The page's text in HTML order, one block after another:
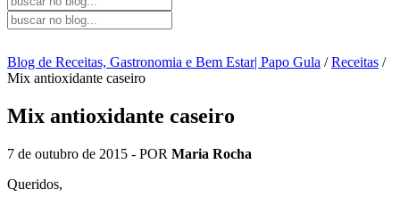
Blog de Receitas, Gastronomia e Bem Estar| Papo Gula /Receitas /
Mix antioxidante caseiro
Mix antioxidante caseiro
7 de outubro de 2015 - POR Maria Rocha
Queridos,